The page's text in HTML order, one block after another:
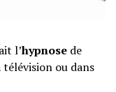
l’hypnose de
télévision ou dans